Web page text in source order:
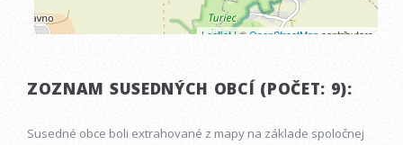
ZOZNAM SUSEDNÝCH OBCÍ (POČET: 9):
Susedné obce boli extrahované z mapy na základe spoločnej